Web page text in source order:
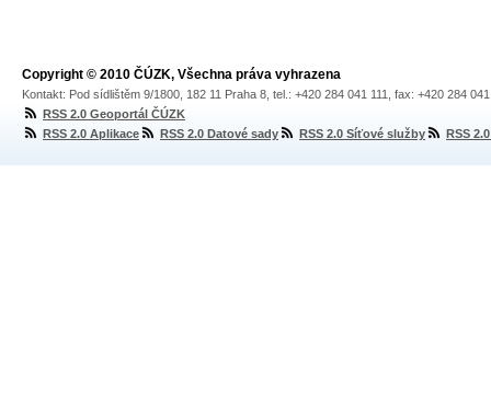
Copyright © 2010 ČÚZK, Všechna práva vyhrazena
Kontakt: Pod sídlištěm 9/1800, 182 11 Praha 8, tel.: +420 284 041 111, fax: +420 284
RSS 2.0 Geoportál ČÚZK
RSS 2.0 Aplikace
RSS 2.0 Datové sady RSS 2.0 Síťové služby RSS